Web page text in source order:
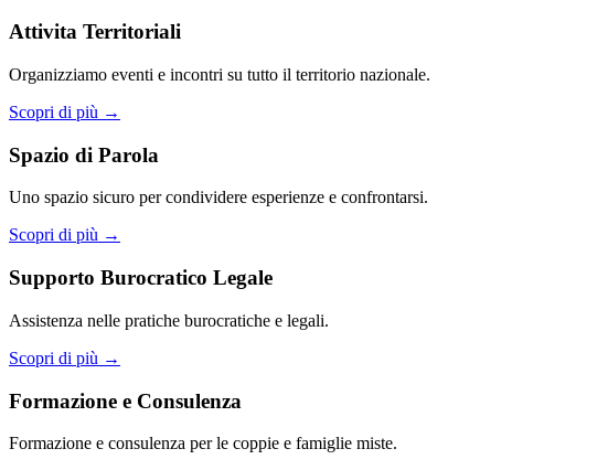
Attivita Territoriali
Organizziamo eventi e incontri su tutto il territorio nazionale.
Scopri di più →
Spazio di Parola
Uno spazio sicuro per condividere esperienze e confrontarsi.
Scopri di più →
Supporto Burocratico Legale
Assistenza nelle pratiche burocratiche e legali.
Scopri di più →
Formazione e Consulenza
Formazione e consulenza per le coppie e famiglie miste.